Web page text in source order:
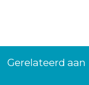
Gerelateerd